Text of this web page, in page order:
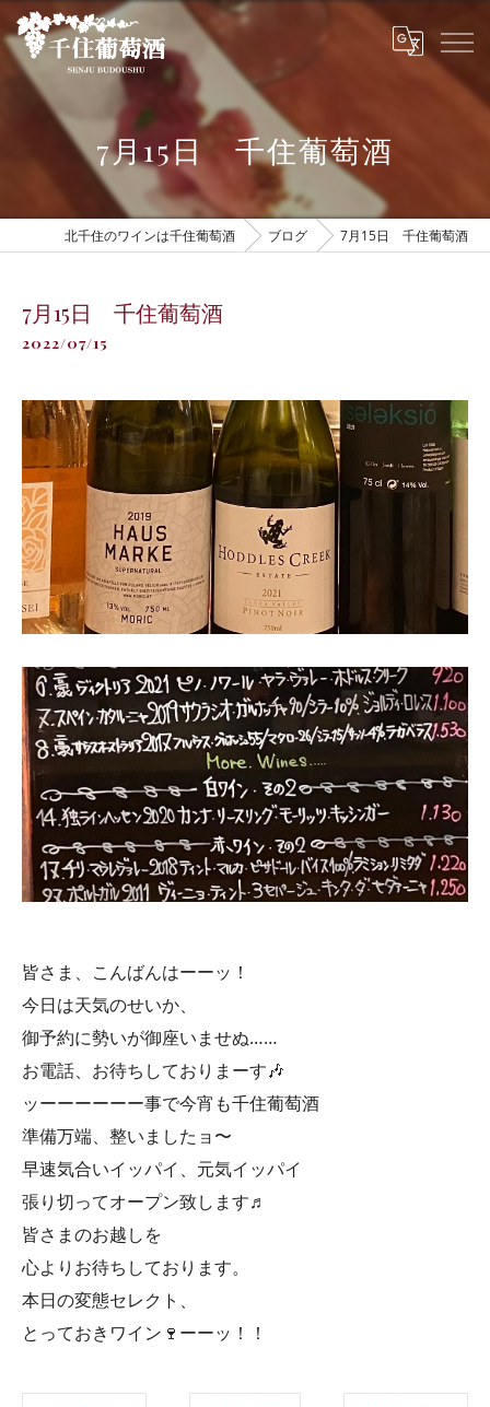
7月15日 千住葡萄酒
北千住のワインは千住葡萄酒 ブログ 7月15日 千住葡萄酒
7月15日 千住葡萄酒
2022/07/15
皆さま、こんばんはーーッ！
今日は天気のせいか、
御予約に勢いが御座いませぬ……
お電話、お待ちしておりまーす🎶
ッーーーーーー事で今宵も千住葡萄酒
準備万端、整いましたョ〜
早速気合いイッパイ、元気イッパイ
張り切ってオープン致します♬
皆さまのお越しを
心よりお待ちしております。
本日の変態セレクト、
とっておきワイン🍷ーーッ！！